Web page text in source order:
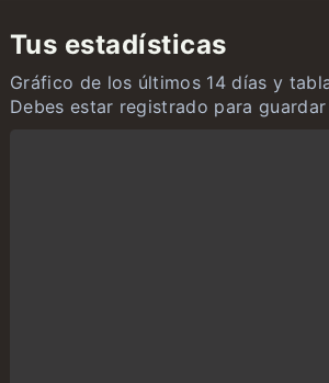
Tus estadísticas
Gráfico de los últimos 14 días y
Debes estar registrado para